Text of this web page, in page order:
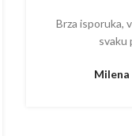
Brza isporuka,
svaku
Milena